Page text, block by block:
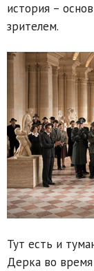
история –
зрителем.
Тут есть и
Дерка во время